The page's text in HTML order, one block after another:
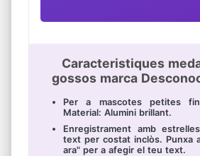
Caracteristiques
gossos marca
Per a mascotes petites
Material: Alumini brillant.
Enregistrament amb
text per costat inclòs. Punxa
ara" per a afegir el teu text.